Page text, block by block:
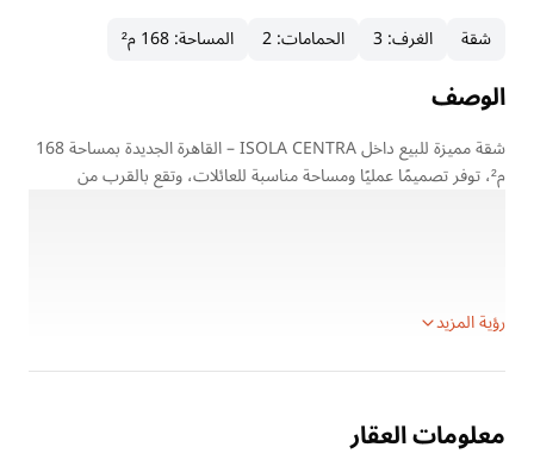
شقة الغرف:
3 الحمامات:
2 المساحة:168 م²
الوصف
شقة مميزة للبيع داخل ISOLA CENTRA – القاهرة الجديدة بمساحة 168
م²، توفر تصميمًا عمليًا ومساحة مناسبة للعائلات، وتقع بالقرب من
رؤية المزيد
معلومات العقار